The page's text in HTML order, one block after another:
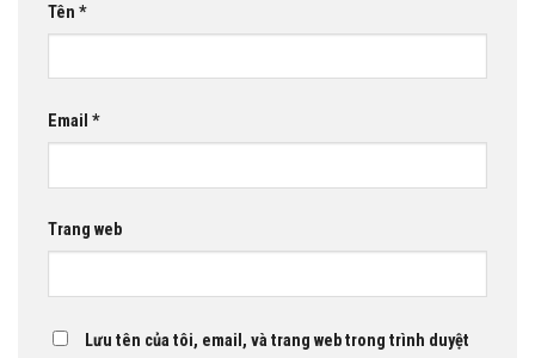
Tên *
Email *
Trang web
Lưu tên của tôi, email, và trang web trong trình duyệt